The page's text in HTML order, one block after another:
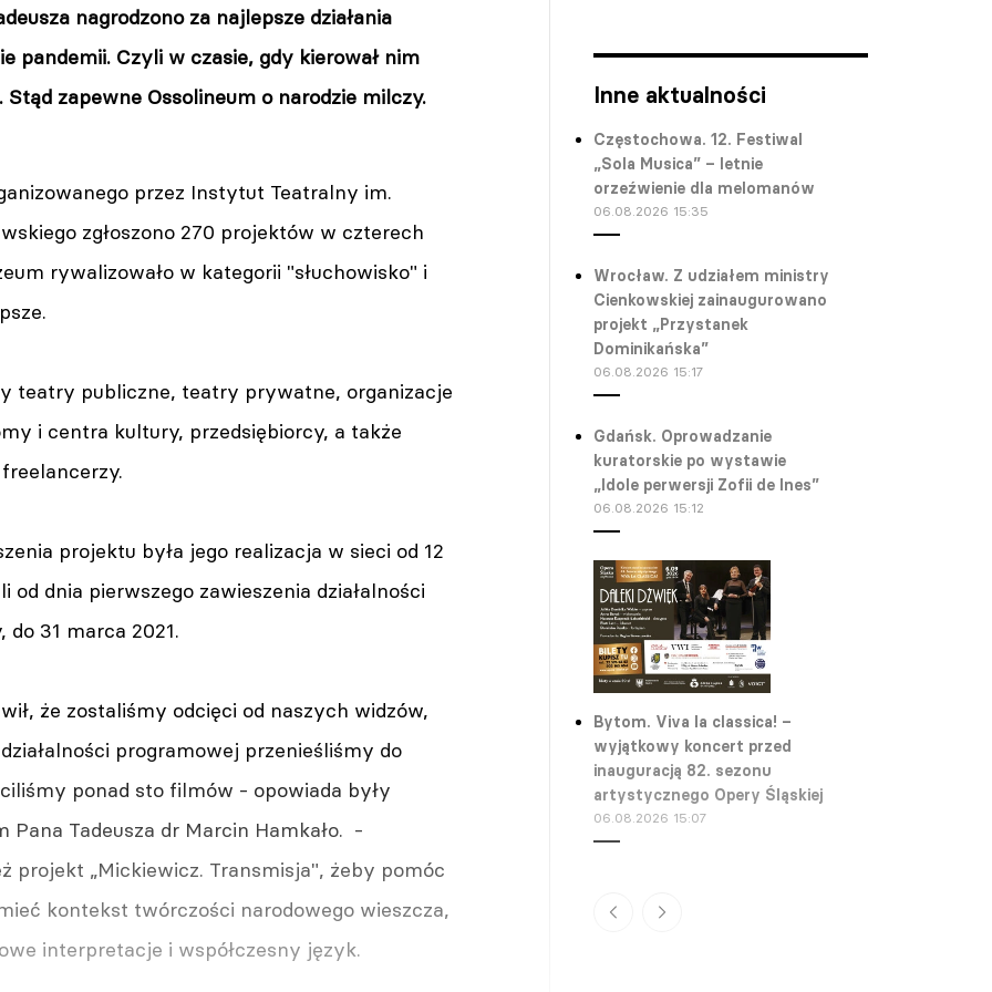
Inne aktualności
Częstochowa. 12. Festiwal
„Sola Musica” – letnie
orzeźwienie dla melomanów
06.08.2026 15:35
Wrocław. Z udziałem ministry
Cienkowskiej zainaugurowano
projekt „Przystanek
Dominikańska”
06.08.2026 15:17
Gdańsk. Oprowadzanie
kuratorskie po wystawie
„Idole perwersji Zofii de Ines”
06.08.2026 15:12
Bytom. Viva la classica! –
wyjątkowy koncert przed
inauguracją 82. sezonu
artystycznego Opery Śląskiej
06.08.2026 15:07
plenerowy Teatru Ochoty
nagrodzono za najlepsze działania
pandemii. Czyli w czasie, gdy kierował nim
Stąd zapewne Ossolineum o narodzie milczy.
przez Instytut Teatralny im.
zgłoszono 270 projektów w czterech
rywalizowało w kategorii "słuchowisko" i
teatry publiczne, teatry prywatne, organizacje
i centra kultury, przedsiębiorcy, a także
projektu była jego realizacja w sieci od 12
od dnia pierwszego zawieszenia działalności
31 marca 2021.
że zostaliśmy odcięci od naszych widzów,
programowej przenieśliśmy do
ponad sto filmów - opowiada były
Pana Tadeusza dr Marcin Hamkało. -
projekt „Mickiewicz. Transmisja", żeby pomóc
kontekst twórczości narodowego wieszcza,
interpretacje i współczesny język.